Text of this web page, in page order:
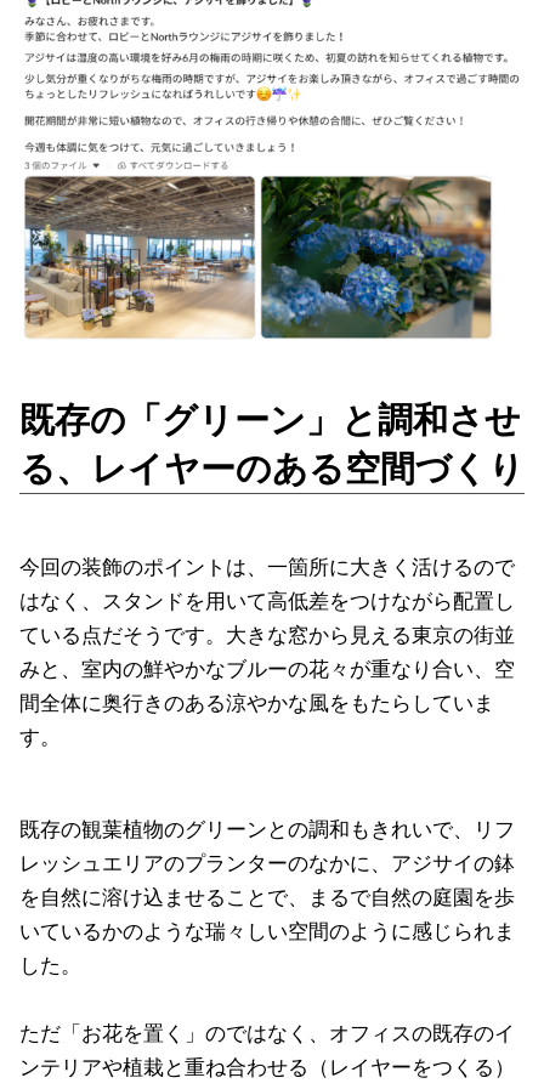
既存の「グリーン」と調和させ
る、レイヤーのある空間づくり
今回の装飾のポイントは、一箇所に大きく活けるので
はなく、スタンドを用いて高低差をつけながら配置し
ている点だそうです。大きな窓から見える東京の街並
みと、室内の鮮やかなブルーの花々が重なり合い、空
間全体に奥行きのある涼やかな風をもたらしていま
す。
既存の観葉植物のグリーンとの調和もきれいで、リフ
レッシュエリアのプランターのなかに、アジサイの鉢
を自然に溶け込ませることで、まるで自然の庭園を歩
いているかのような瑞々しい空間のように感じられま
した。
ただ「お花を置く」のではなく、オフィスの既存のイ
ンテリアや植栽と重ね合わせる（レイヤーをつくる）